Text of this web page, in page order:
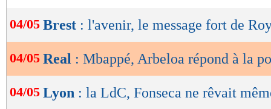
04/05 Brest : l'avenir, le message fort de
04/05 Real : Mbappé, Arbeloa répond à la
04/05 Lyon : la LdC, Fonseca ne rêvait